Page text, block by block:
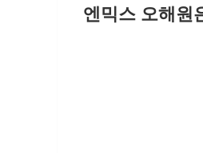
엔믹스 오해원